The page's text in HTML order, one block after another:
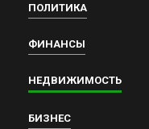
ПОЛИТИКА
ФИНАНСЫ
НЕДВИЖИМОСТЬ
БИЗНЕС